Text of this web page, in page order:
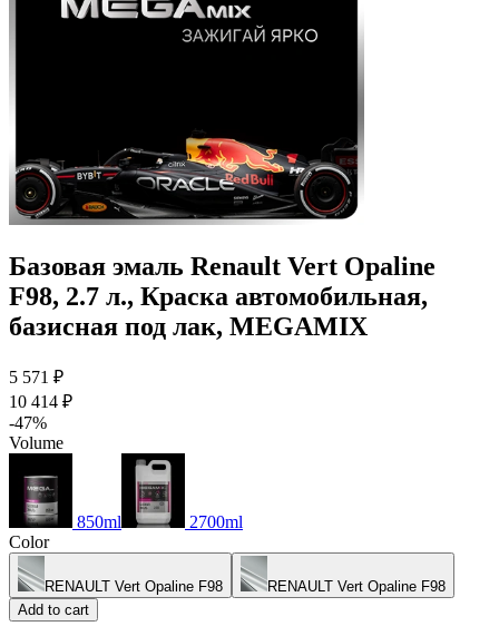
Базовая эмаль Renault Vert Opaline
F98, 2.7 л., Краска автомобильная,
базисная под лак, MEGAMIX
5 571 ₽
10 414 ₽
-47%
Volume
850ml
2700ml
Color
RENAULT Vert Opaline F98
RENAULT Vert Opaline F98
Add to cart